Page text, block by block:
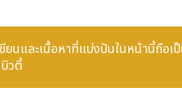
ารชำระเงินผ่านบัตรเครดิต และระบ
NVIDIA NeMo Curator และ
สิทธิภาพการประมวลผล และการปร
นและเนื้อหาที่แบ่งปันในหน้านี้ถือเ
วตี้